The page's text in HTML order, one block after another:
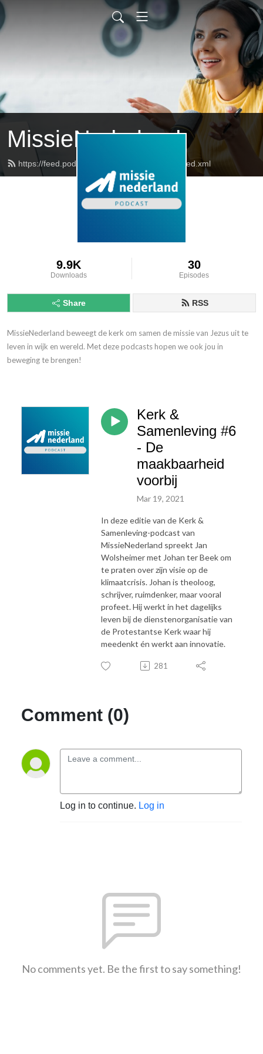
MissieNederland
https://feed.podbean.com/missienederland/feed.xml
9.9K
Downloads
30
Episodes
Share RSS
MissieNederland beweegt de kerk om samen de missie van Jezus uit te
leven in wijk en wereld. Met deze podcasts hopen we ook jou in
beweging te brengen!
Kerk &
Samenleving #6
- De
maakbaarheid
voorbij
Mar 19, 2021
In deze editie van de Kerk &
Samenleving-podcast van
MissieNederland spreekt Jan
Wolsheimer met Johan ter Beek om
te praten over zijn visie op de
klimaatcrisis. Johan is theoloog,
schrijver, ruimdenker, maar vooral
profeet. Hij werkt in het dagelijks
leven bij de dienstenorganisatie van
de Protestantse Kerk waar hij
meedenkt én werkt aan innovatie.
281
Comment (0)
Log in to continue. Log in
No comments yet. Be the first to say something!